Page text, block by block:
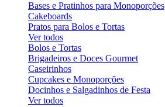
Bases e Pratinhos para Monoporções
Cakeboards
Pratos para Bolos e Tortas
Ver todos
Bolos e Tortas
Brigadeiros e Doces Gourmet
Caseirinhos
Cupcakes e Monoporções
Docinhos e Salgadinhos de Festa
Ver todos